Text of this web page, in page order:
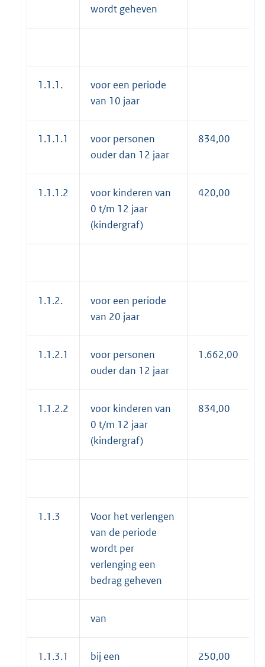
wordt geheven
1.1.1.
voor een periode
van 10 jaar
1.1.1.1
voor personen
ouder dan 12 jaar
834,00
1.1.1.2
voor kinderen van
0 t/m 12 jaar
(kindergraf)
420,00
1.1.2.
voor een periode
van 20 jaar
1.1.2.1
voor personen
ouder dan 12 jaar
1.662,00
1.1.2.2
voor kinderen van
0 t/m 12 jaar
(kindergraf)
834,00
1.1.3
Voor het verlengen
van de periode
wordt per
verlenging een
bedrag geheven
van
1.1.3.1
bij een
250,00